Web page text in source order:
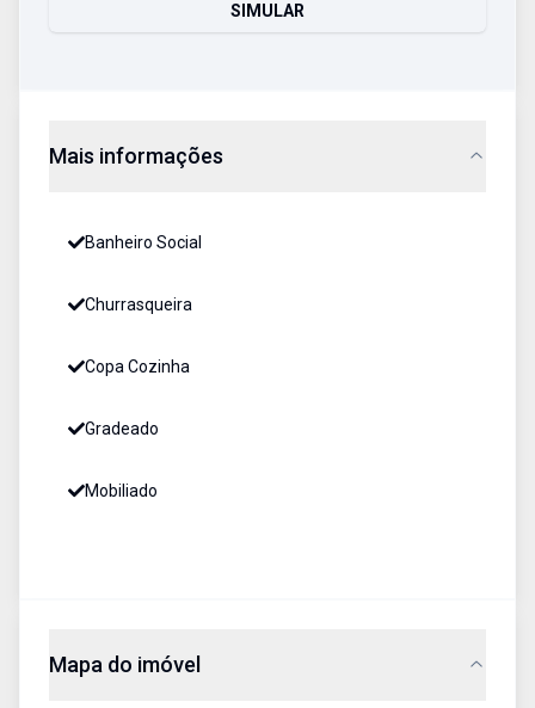
SIMULAR
Mais informações
Banheiro Social
Churrasqueira
Copa Cozinha
Gradeado
Mobiliado
Mapa do imóvel